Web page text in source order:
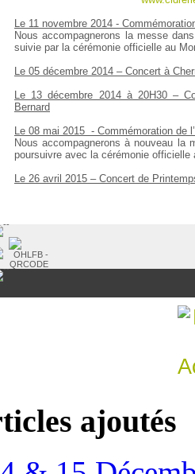
Le 11 novembre 2014 -
Nous accompagnerons la messe
suivie par la cérémonie officielle au
Le 05 décembre 2014 – Concert à
Le 13 décembre 2014 à 20H30 –
Bernard
Le 08 mai 2015 - Commémoration de
Nous accompagnerons à nouveau la
poursuivre avec la cérémonie
Le 26 avril 2015 – Concert de
ajoutés